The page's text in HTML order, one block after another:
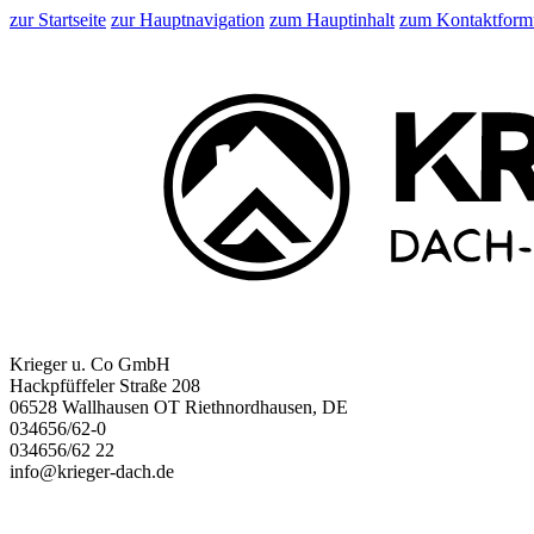
zur Startseite zur Hauptnavigation zum Hauptinhalt zum
Krieger u. Co GmbH
Hackpfüffeler Straße 208
06528 Wallhausen OT Riethnordhausen, DE
034656/62-0
034656/62 22
info@krieger-dach.de